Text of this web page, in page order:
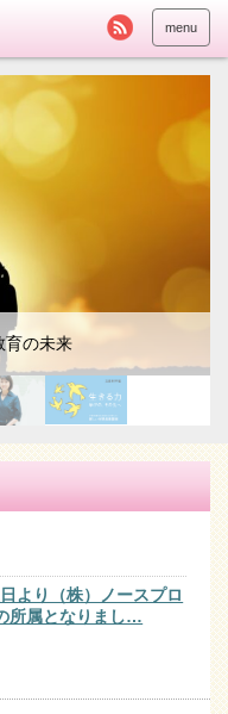
menu
育の未来
より（株）ノースプロ
所属となりまし…